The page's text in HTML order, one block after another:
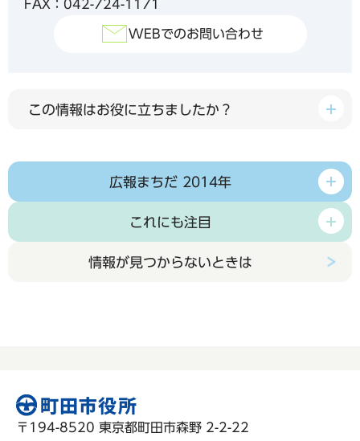
FAX：042-724-1171
WEBでのお問い合わせ
この情報はお役に立ちましたか？
広報まちだ 2014年
これにも注目
情報が見つからないときは
〒194-8520 東京都町田市森野 2-2-22